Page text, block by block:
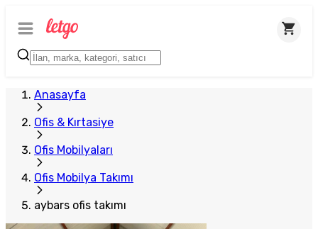
Anasayfa
Ofis & Kırtasiye
Ofis Mobilyaları
Ofis Mobilya Takımı
aybars ofis takımı